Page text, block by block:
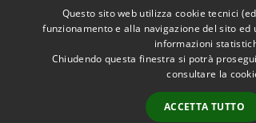
Questo sito web utilizza cookie tecnici
funzionamento e alla navigazione del sito
informazioni
Chiudendo questa finestra si potrà
consultare la
ACCETTA TUTTO